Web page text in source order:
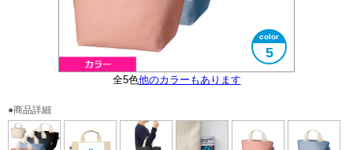
全5色他のカラーもあります
5
B5サイズ対応
大きさイメージ
フェアトレード認証ラベル付き
●商品詳細